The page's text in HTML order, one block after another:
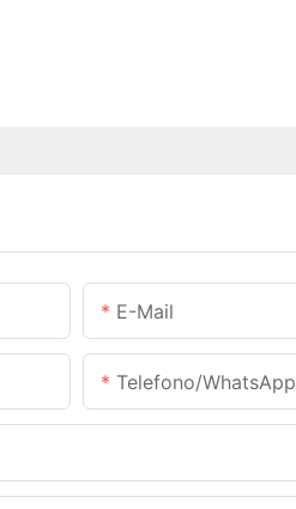
E-Mail
Telefono/WhatsApp